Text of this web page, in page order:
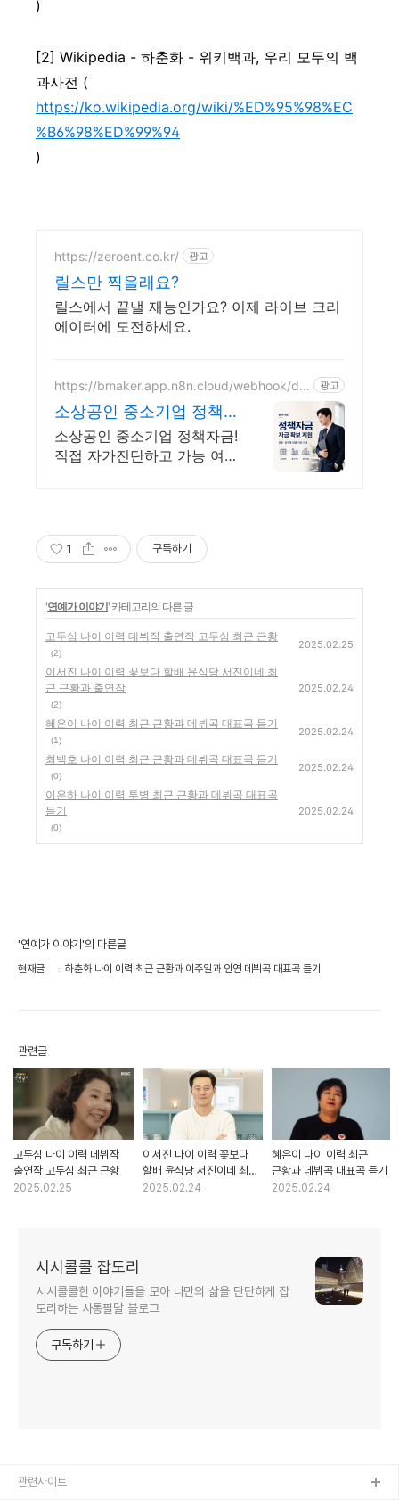
)
[2] Wikipedia - 하춘화 - 위키백과, 우리 모두의 백
과사전 (
https://ko.wikipedia.org/wiki/%ED%95%98%EC
%B6%98%ED%99%94
)
https://zeroent.co.kr/ 광고
릴스만 찍을래요?
릴스에서 끝낼 재능인가요? 이제 라이브 크리
에이터에 도전하세요.
https://bmaker.app.n8n.cloud/webhook/dia
광고
소상공인 중소기업 정책
자금 정책자금 1분 무료
자가진단
소상공인 중소기업 정책자금!
직접 자가진단하고 가능 여
을 수 있습니다!
1 구독하기
'연예가 이야기' 카테고리의 다른 글
고두심 나이 이력 데뷔작 출연작 고두심 최근 근황
(2)
2025.02.25
이서진 나이 이력 꽃보다 할배 윤식당 서진이네 최
근 근황과 출연작
(2)
2025.02.24
혜은이 나이 이력 최근 근황과 데뷔곡 대표곡 듣기
(1)
2025.02.24
최백호 나이 이력 최근 근황과 데뷔곡 대표곡 듣기
(0)
2025.02.24
이은하 나이 이력 투병 최근 근황과 데뷔곡 대표곡
듣기
(0)
2025.02.24
'연예가 이야기'의 다른글
현재글 하춘화 나이 이력 최근 근황과 이주일과 인연 데뷔곡 대표곡 듣기
관련글
고두심 나이 이력 데뷔작
출연작 고두심 최근 근황
2025.02.25
이서진 나이 이력 꽃보다
할배 윤식당 서진이네 최근
근황과 출연작
2025.02.24
혜은이 나이 이력 최근
근황과 데뷔곡 대표곡 듣기
2025.02.24
시시콜콜 잡도리
시시콜콜한 이야기들을 모아 나만의 삶을 단단하게 잡
도리하는 사통팔달 블로그
구독하기
관련사이트